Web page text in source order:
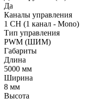
Да
Каналы управления
1 CH (1 канал - Mono)
Тип управления
PWM (ШИМ)
Габариты
Длина
5000 мм
Ширина
8 мм
Высота